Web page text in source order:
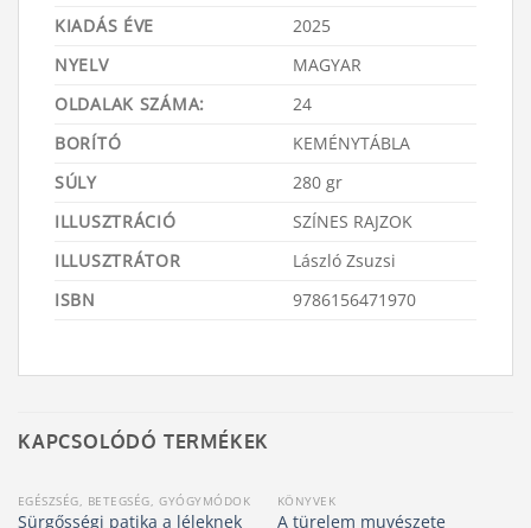
KIADÁS ÉVE
2025
NYELV
MAGYAR
OLDALAK SZÁMA:
24
BORÍTÓ
KEMÉNYTÁBLA
SÚLY
280 gr
ILLUSZTRÁCIÓ
SZÍNES RAJZOK
ILLUSZTRÁTOR
László Zsuzsi
ISBN
9786156471970
KAPCSOLÓDÓ TERMÉKEK
EGÉSZSÉG, BETEGSÉG, GYÓGYMÓDOK
Sürgősségi patika a léleknek
KÖNYVEK
A türelem muvészete